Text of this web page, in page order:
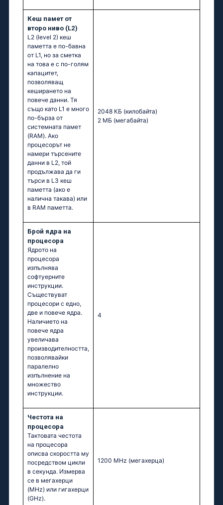
Кеш памет от
второ ниво (L2)
L2 (level 2) кеш
паметта е по-бавна
от L1, но за сметка
на това е с по-голям
капацитет,
позволяващ
кеширането на
повече данни. Тя
също като L1 е много
по-бърза от
системната памет
(RAM). Ако
процесорът не
намери търсените
данни в L2, той
продължава да ги
търси в L3 кеш
паметта (ако е
налична такава) или
в RAM паметта.
2048 КБ (килобайта)
2 МБ (мегабайта)
Брой ядра на
процесора
Ядрото на
процесора
изпълнява
софтуерните
инструкции.
Съществуват
процесори с едно,
две и повече ядра.
Наличието на
повече ядра
увеличава
производителността,
позволявайки
паралелно
изпълнение на
множество
инструкции.
4
Честота на
процесора
Тактовата честота
на процесора
описва скоростта му
посредством цикли
в секунда. Измерва
се в мегахерци
(MHz) или гигахерци
(GHz).
1200 MHz (мегахерца)